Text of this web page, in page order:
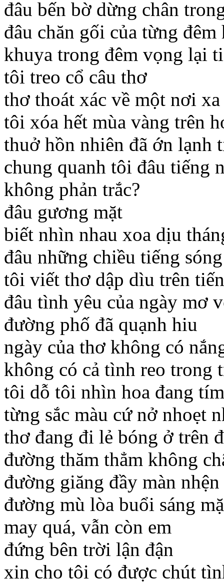
đâu bến bờ dừng chân
đâu chăn gối của từng đêm
khuya trong đêm vọng lại
tôi treo cổ câu thơ
thơ thoát xác về một nơi
tôi xóa hết mùa vàng trên
thuở hồn nhiên đã ớn lạnh
chung quanh tôi đâu tiếng
không phản trắc?
đâu gương mặt
biết nhìn nhau xoa dịu
đâu những chiều tiếng
tôi viết thơ dập dìu trên
đâu tình yêu của ngày mơ
đường phố đã quạnh hiu
ngày của thơ không có
không có cả tình reo trong
tôi dỗ tôi nhìn hoa đang
từng sắc màu cứ nở nhoẹt
thơ đang đi lẻ bóng ở trên
đường thăm thẳm không
đường giăng đầy màn nhện
đường mù lòa buổi sáng
may quá, vẫn còn em
đứng bên trời lận đận
xin cho tôi có được chút